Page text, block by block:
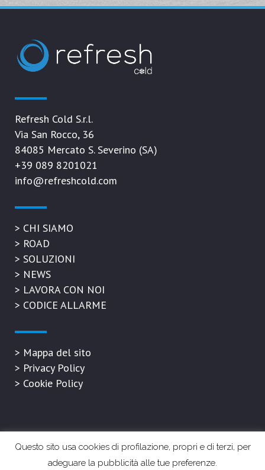
Refresh Cold S.r.l.
Via San Rocco, 36
84085 Mercato S. Severino (SA)
+39 089 8201021
info@refreshcold.com
> CHI SIAMO
> ROAD
> SOLUZIONI
> NEWS
> LAVORA CON NOI
> CODICE ALLARME
> Mappa del sito
> Privacy Policy
> Cookie Policy
P.IVA 05895520657 | Refresh Cold S.r.l. © 2020 All Rights Reserved |
Questo sito usa cookies di profilazione, propri e di terzi, per
adeguare la pubblicità alle tue preferenze.